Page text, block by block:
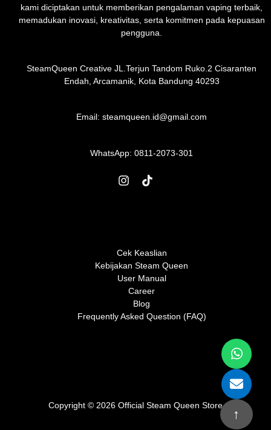
↑
kami diciptakan untuk memberikan pengalaman vaping terbaik,
memadukan inovasi, kreativitas, serta komitmen pada kepuasan
pengguna.
SteamQueen Creative JL.Terjun Tandom Ruko.2 Cisaranten
Endah, Arcamanik, Kota Bandung 40293
Email: steamqueen.id@gmail.com
WhatsApp: 0811-2073-301
Cek Keaslian
Kebijakan Steam Queen
User Manual
Career
Blog
Frequently Asked Question (FAQ)
Copyright © 2026 Official Steam Queen Store